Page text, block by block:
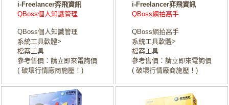
i-Freelancer弈飛資訊
QBoss個人知識管理
QBoss個人知識管理
系統工具軟體>
檔案工具
參考售價：請立即來電詢價
( 破壞行情廠商施壓！)
i-Freelancer弈飛資訊
QBoss網拍高手
QBoss網拍高手
系統工具軟體>
檔案工具
參考售價：請立即來電詢價
( 破壞行情廠商施壓！)